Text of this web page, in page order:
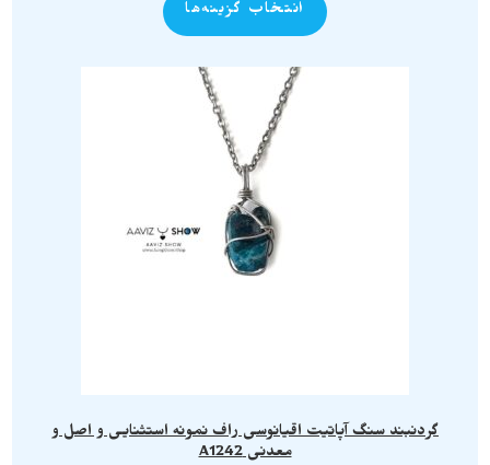
انتخاب گزینه‌ها
گردنبند سنگ آپاتیت اقیانوسی راف نمونه استثنایی و اصل و
معدنی A1242